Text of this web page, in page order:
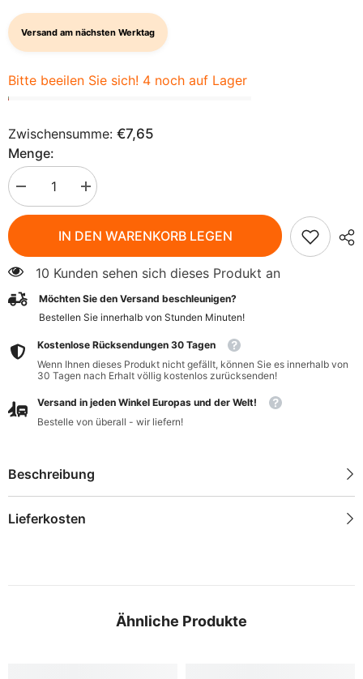
Versand am nächsten Werktag
Bitte beeilen Sie sich! 4 noch auf Lager
Zwischensumme: €7,65
Menge:
verringern
für
Akazienhonig
500g
SUDNIK
Menge
erhöhen
für
Nektar
Akazienhonig
IN DEN WARENKORB LEGEN
10 Kunden sehen sich dieses Produkt an
Möchten Sie den Versand beschleunigen?
Bestellen Sie innerhalb von Stunden Minuten!
Kostenlose Rücksendungen 30 Tagen
Wenn Ihnen dieses Produkt nicht gefällt, können Sie es innerhalb von
30 Tagen nach Erhalt völlig kostenlos zurücksenden!
Versand in jeden Winkel Europas und der Welt!
Bestelle von überall - wir liefern!
Beschreibung
Lieferkosten
Ähnliche Produkte